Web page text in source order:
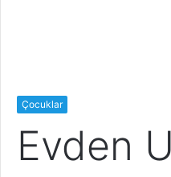
Çocuklar
Evden